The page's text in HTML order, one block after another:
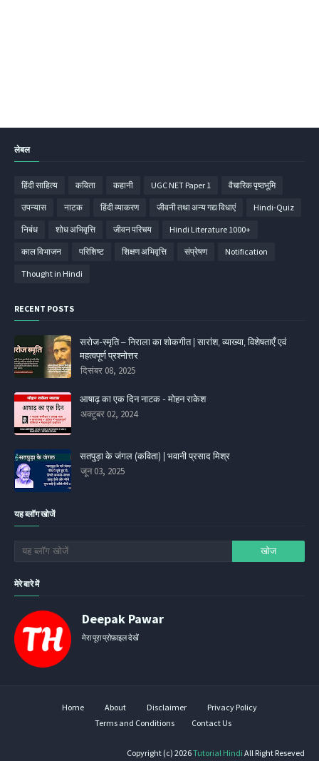
लेबल
हिंदी साहित्‍य कविता कहानी UGC NET Paper 1 वैचारिक पृष्ठभूमि
उपन्‍यास नाटक हिंदी व्‍याकरण जीवनी तथा अन्य गद्य विधाएं Hindi-Quiz
निबंध शोध अभिवृत्ति जीवन परिचय Hindi Literature 1000+
काल विभाजन परिशिष्‍ट शिक्षण अभिवृत्ति संप्रेषण Notification
Thought in Hindi
RECENT POSTS
सरोज-स्मृति – निराला का शोकगीत | सारांश, व्याख्या, विशेषताएँ एवं
महत्वपूर्ण प्रश्नोत्तर
दिसंबर 08, 2025
आषाढ़ का एक दिन नाटक - मोहन राकेश
अक्टूबर 02, 2024
सतपुड़ा के जंगल (कविता) | भवानी प्रसाद मिश्र
जून 03, 2025
यह ब्लॉग खोजें
मेरे बारे में
Deepak Pawar
मेरा पूरा प्रोफ़ाइल देखें
Home About Disclaimer
Privacy Policy
Terms and Conditions
Contact Us
Copyright (c) 2026Tutorial Hindi All Right Reseved